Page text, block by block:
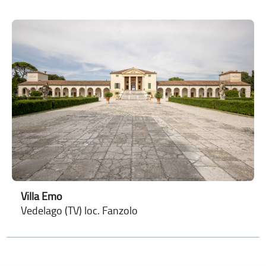
Villa Emo
Vedelago (TV) loc. Fanzolo